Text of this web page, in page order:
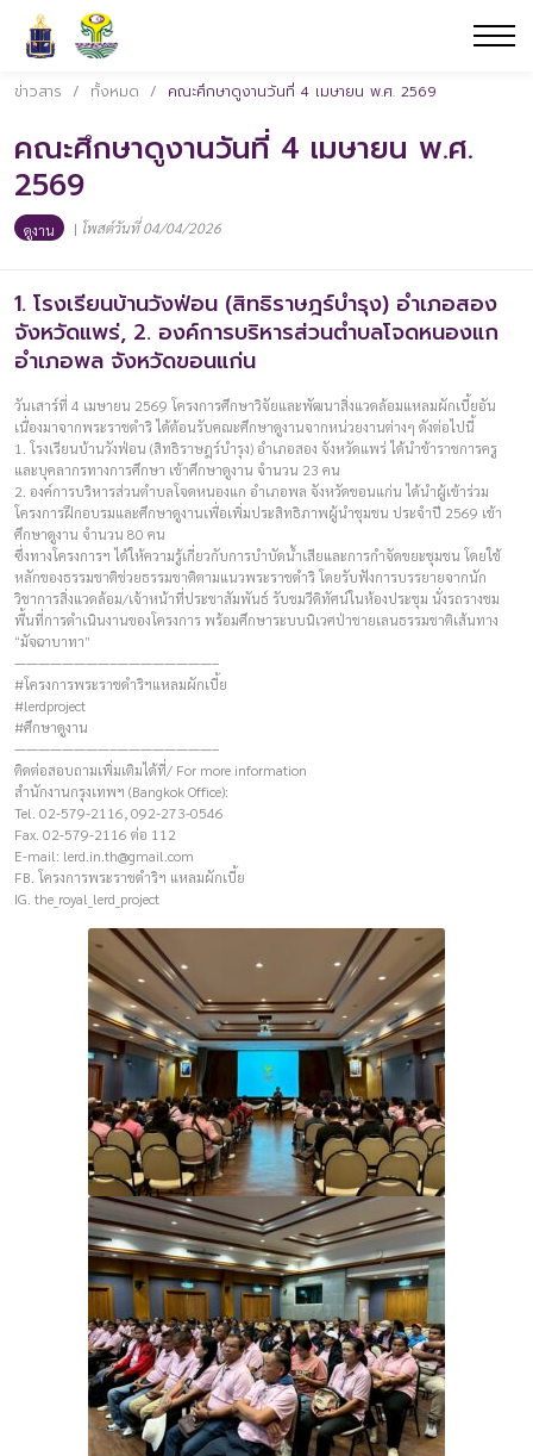
ข่าวสาร / ทั้งหมด / คณะศึกษาดูงานวันที่ 4 เมษายน พ.ศ. 2569
คณะศึกษาดูงานวันที่ 4 เมษายน พ.ศ.
2569
ดูงาน | โพสต์วันที่ 04/04/2026
1. โรงเรียนบ้านวังฟ่อน (สิทธิราษฎร์บำรุง) อำเภอสอง
จังหวัดแพร่, 2. องค์การบริหารส่วนตำบลโจดหนองแก
อำเภอพล จังหวัดขอนแก่น
วันเสาร์ที่ 4 เมษายน 2569 โครงการศึกษาวิจัยและพัฒนาสิ่งแวดล้อมแหลมผักเบี้ยอัน
เนื่องมาจากพระราชดำริ ได้ต้อนรับคณะศึกษาดูงานจากหน่วยงานต่างๆ ดังต่อไปนี้
1. โรงเรียนบ้านวังฟ่อน (สิทธิราษฎร์บำรุง) อำเภอสอง จังหวัดแพร่ ได้นำข้าราชการครู
และบุคลากรทางการศึกษา เข้าศึกษาดูงาน จำนวน 23 คน
2. องค์การบริหารส่วนตำบลโจดหนองแก อำเภอพล จังหวัดขอนแก่น ได้นำผู้เข้าร่วม
โครงการฝึกอบรมและศึกษาดูงานเพื่อเพิ่มประสิทธิภาพผู้นำชุมชน ประจำปี 2569 เข้า
ศึกษาดูงาน จำนวน 80 คน
ซึ่งทางโครงการฯ ได้ให้ความรู้เกี่ยวกับการบำบัดน้ำเสียและการกำจัดขยะชุมชน โดยใช้
หลักของธรรมชาติช่วยธรรมชาติตามแนวพระราชดำริ โดยรับฟังการบรรยายจากนัก
วิชาการสิ่งแวดล้อม/เจ้าหน้าที่ประชาสัมพันธ์ รับชมวีดิทัศน์ในห้องประชุม นั่งรถรางชม
พื้นที่การดำเนินงานของโครงการ พร้อมศึกษาระบบนิเวศป่าชายเลนธรรมชาติเส้นทาง
“มัจฉาบาทา”
————————–————————–
#โครงการพระราชดำริฯแหลมผักเบี้ย
#lerdproject
#ศึกษาดูงาน
————————–————————–
ติดต่อสอบถามเพิ่มเติมได้ที่/ For more information
สำนักงานกรุงเทพฯ (Bangkok Office):
Tel. 02-579-2116, 092-273-0546
Fax. 02-579-2116 ต่อ 112
E-mail: lerd.in.th@gmail.com
FB. โครงการพระราชดำริฯ แหลมผักเบี้ย
IG. the_royal_lerd_project